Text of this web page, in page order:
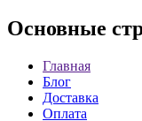
Основные
Главная
Блог
Доставка
Оплата